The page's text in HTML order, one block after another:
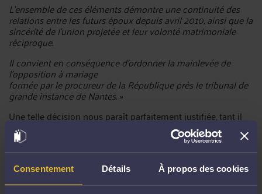
Consentement Détails À propos des cookies
L'ensemble de ces éléments démontre une continuité des
relations entre les futurs époux depuis avril 2010, ainsi que la
sincérité de l’union projetée et leur volonté matrimoniale
réciproque.
Il convient en conséquence d'ordonner la mainlevée de
l'opposition à mariage
formée par le procureur de la République près le tribunal de
grande instance de Nantes. »
Une telle décision nous paraît parfaitement justifiée, tant il
est vrai que les futurs époux disposaient d’arguments sérieux
et difficilement contestables pour faire valoir les raisons
profondes et sincères de leur union.
Observation n°1 : Dans cette affaire, le ministère public avait
lui-même, en cause d’appel, revu sa position, puisqu’il ne